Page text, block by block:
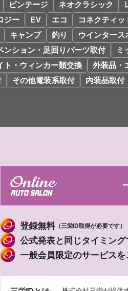
ビンテージ ネオクラシック
ジー EV エコ コネクティッ
キャンプ 釣り ウインタース
ンション・足回りパーツ取付 ミ
ト・ウィンカー類交換 外装品・
その他電装系取付 内装品取付
登録無料（三栄ID取得が必要です）
公式発表と同じタイミン
一般会員限定のサービスを